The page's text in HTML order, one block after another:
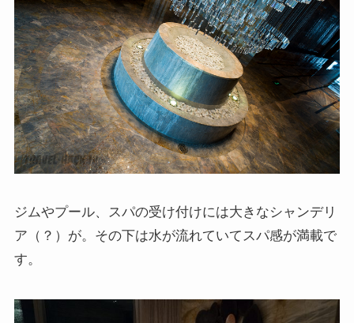
ジムやプール、スパの受け付けには大きなシャンデリ
ア（？）が。その下は水が流れていてスパ感が満載で
す。